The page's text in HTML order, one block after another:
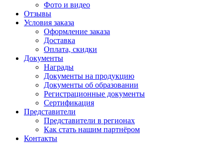
Фото и видео
Отзывы
Условия заказа
Оформление заказа
Доставка
Оплата, скидки
Документы
Награды
Документы на продукцию
Документы об образовании
Регистрационные документы
Сертификация
Представители
Представители в регионах
Как стать нашим партнёром
Контакты